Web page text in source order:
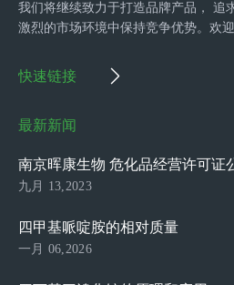
我们将继续致力于打造品牌产品， 追
激烈的市场环境中保持竞争优势。欢
快速链接
最新新闻
南京晖康生物 危化品经营许可证
九月 13,2023
四甲基哌啶胺的相对质量
一月 06,2026